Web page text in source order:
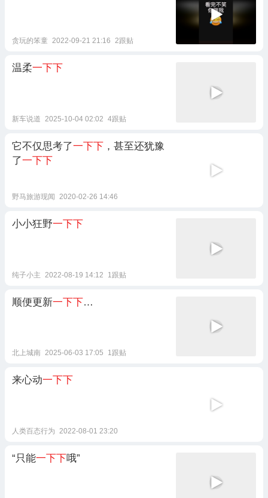
贪玩的笨童 2022-09-21 21:16 2跟贴
温柔一下下
新车说道 2025-10-04 02:02 4跟贴
它不仅思考了一下下 ，甚至还犹豫
了一下下
野马旅游现闻 2020-02-26 14:46
小小狂野一下下
纯子小主 2022-08-19 14:12 1跟贴
顺便更新一下下…
北上城南 2025-06-03 17:05 1跟贴
来心动一下下
人类百态行为 2022-08-01 23:20
“只能一下下哦”